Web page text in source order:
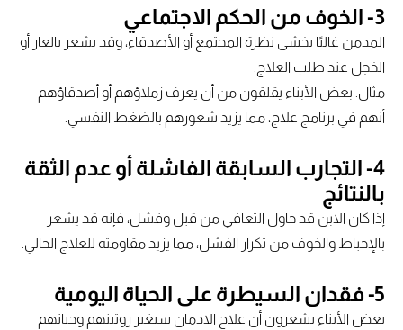
3- الخوف من الحكم الاجتماعي
المدمن غالبًا يخشى نظرة المجتمع أو الأصدقاء، وقد يشعر بالعار أو
الخجل عند طلب العلاج.
مثال: بعض الأبناء يقلقون من أن يعرف زملاؤهم أو أصدقاؤهم
أنهم في برنامج علاج، مما يزيد شعورهم بالضغط النفسي.
4- التجارب السابقة الفاشلة أو عدم الثقة
بالنتائج
إذا كان الابن قد حاول التعافي من قبل وفشل، فإنه قد يشعر
بالإحباط والخوف من تكرار الفشل، مما يزيد مقاومته للعلاج الحالي.
5- فقدان السيطرة على الحياة اليومية
بعض الأبناء يشعرون أن علاج الادمان سيغير روتينهم وحياتهم